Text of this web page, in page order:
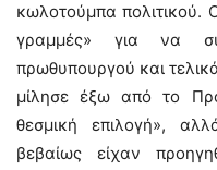
κωλοτούμπα πολιτικού.
γραμμές» για να
πρωθυπουργού και
μίλησε έξω από το
θεσμική επιλογή»,
βεβαίως είχαν